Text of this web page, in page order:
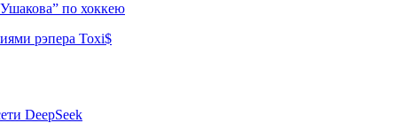
по хоккею
рэпера Toxi$
DeepSeek